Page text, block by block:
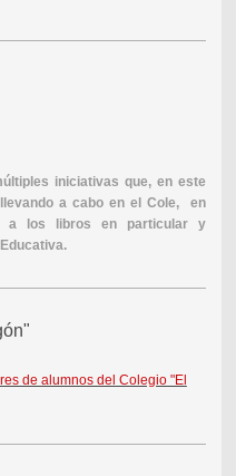
iniciativas que, en este
a cabo en el Cole, en
a los libros en particular y
de alumnos del Colegio "El